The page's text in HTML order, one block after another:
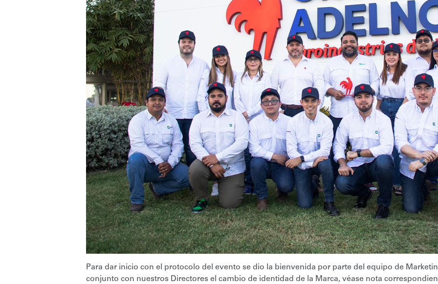
Para dar inicio con el protocolo del evento se dio la bienvenida por parte del equipo de
conjunto con nuestros Directores el cambio de identidad de la Marca, véase nota